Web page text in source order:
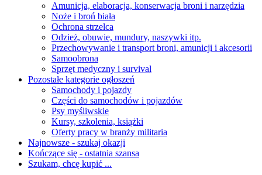
Amunicja, elaboracja, konserwacja broni i narzędzia
Noże i broń biała
Ochrona strzelca
Odzież, obuwie, mundury, naszywki itp.
Przechowywanie i transport broni, amunicji i akcesorii
Samoobrona
Sprzęt medyczny i survival
Pozostałe kategorie ogłoszeń
Samochody i pojazdy
Części do samochodów i pojazdów
Psy myśliwskie
Kursy, szkolenia, książki
Oferty pracy w branży militaria
Najnowsze - szukaj okazji
Kończące się - ostatnia szansa
Szukam, chcę kupić ...